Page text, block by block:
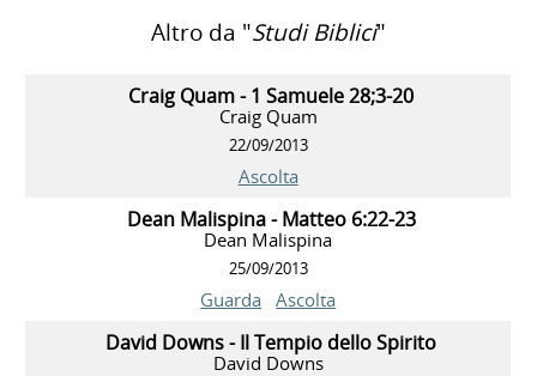
Altro da "Studi Biblici"
Craig Quam - 1 Samuele 28;3-20
Craig Quam
22/09/2013
Ascolta
Dean Malispina - Matteo 6:22-23
Dean Malispina
25/09/2013
Guarda Ascolta
David Downs - Il Tempio dello Spirito
David Downs